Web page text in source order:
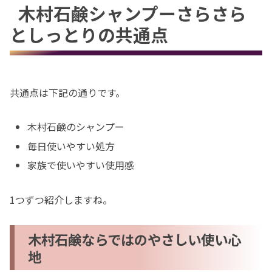
木村石鹸シャンプーさらさら
としっとりの共通点
共通点は下記の通りです。
木村石鹸のシャンプー
毎日使いやすい処方
家族で使いやすい使用感
1つずつ紹介しますね。
木村石鹸ならではのやさしい使い心
地